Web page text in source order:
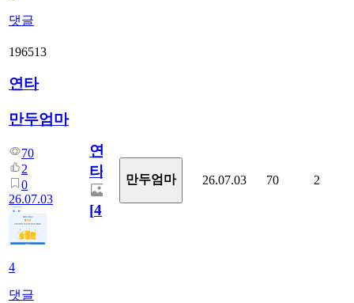
댓글
196513
연타
만두엄마
70
2
0
26.07.03
4
댓글
연
타
[4]
만두엄마 26.07.03 70 2